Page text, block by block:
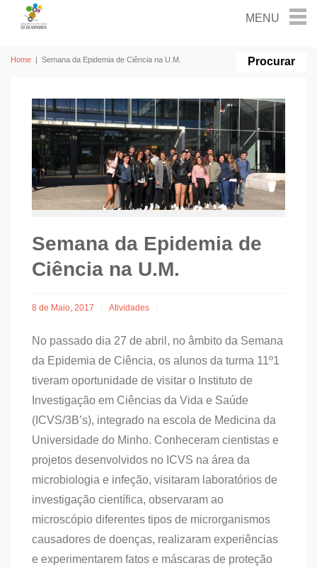
Home | Semana da Epidemia de Ciência na U.M.
Semana da Epidemia de
Ciência na U.M.
8 de Maio, 2017 Atividades
No passado dia 27 de abril, no âmbito da Semana
da Epidemia de Ciência, os alunos da turma 11º1
tiveram oportunidade de visitar o Instituto de
Investigação em Ciências da Vida e Saúde
(ICVS/3B’s), integrado na escola de Medicina da
Universidade do Minho. Conheceram cientistas e
projetos desenvolvidos no ICVS na área da
microbiologia e infeção, visitaram laboratórios de
investigação científica, observaram ao
microscópio diferentes tipos de microrganismos
causadores de doenças, realizaram experiências
e experimentarem fatos e máscaras de proteção